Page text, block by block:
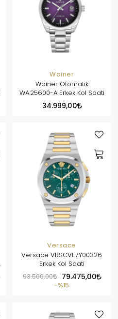
Wainer
Wainer Otomatik
WA.25600-A Erkek Kol Saati
34.999,00
Versace
Versace VRSCVE7Y00326
Erkek Kol Saati
93.500,00
79.475,00
%15